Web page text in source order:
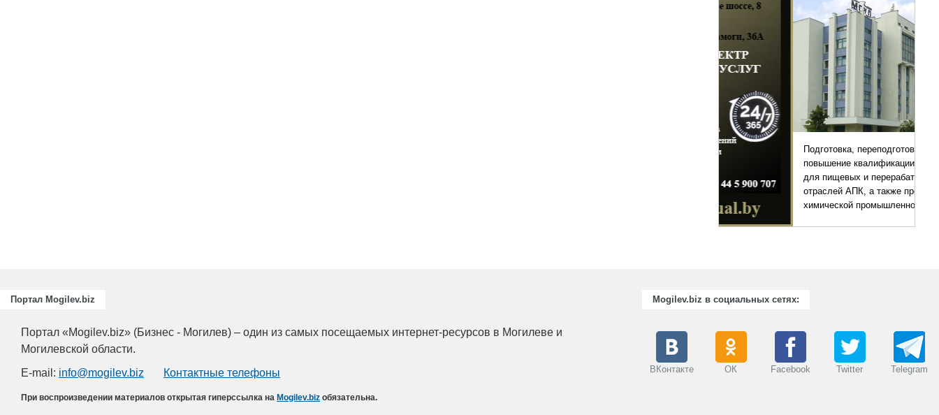
Подготовка, переподготовка и
повышение квалификации специалистов
для пищевых и перерабатывающих
отраслей АПК, а также предприятий
химической промышленности.
Портал Mogilev.biz
Портал «Mogilev.biz» (Бизнес - Могилев) – один из самых посещаемых интернет-ресурсов в Могилеве и
Могилевской области.
E-mail: info@mogilev.biz Контактные телефоны
При воспроизведении материалов открытая гиперссылка на Mogilev.biz обязательна.
Mogilev.biz в социальных сетях:
ВКонтакте ОК Facebook Twitter Telegram